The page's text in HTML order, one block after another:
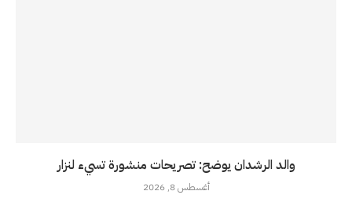
والد الرشدان يوضح: تصريحات منشورة تسيء لنزار
أغسطس 8, 2026